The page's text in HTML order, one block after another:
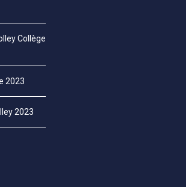
Collège
2023
2023